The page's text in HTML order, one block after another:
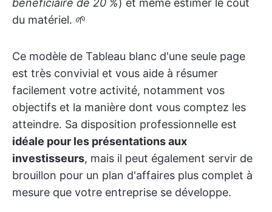
bénéficiaire de 20 %) et même estimer le coût
du matériel. 🌱
Ce modèle de Tableau blanc d'une seule page
est très convivial et vous aide à résumer
facilement votre activité, notamment vos
objectifs et la manière dont vous comptez les
atteindre. Sa disposition professionnelle est
idéale pour les présentations aux
investisseurs, mais il peut également servir de
brouillon pour un plan d'affaires plus complet à
mesure que votre entreprise se développe.